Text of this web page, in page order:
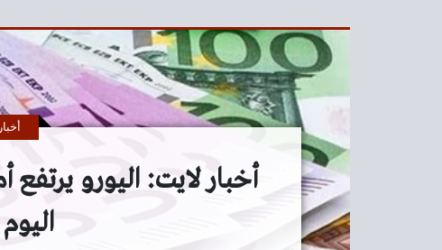
أخبار لايت: اليورو يرتفع
اليوم